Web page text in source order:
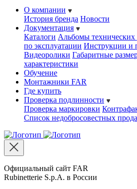
О компании
История бренда Новости
Документация
Каталоги Альбомы
по эксплуатации Инструкции и
Видеоролики Габаритные
характеристики
Обучение
Монтажники FAR
Где купить
Проверка подлинности
Проверка маркировки
Cписок недобросовестных
Официальный сайт FAR
Rubinetterie S.p.A. в России